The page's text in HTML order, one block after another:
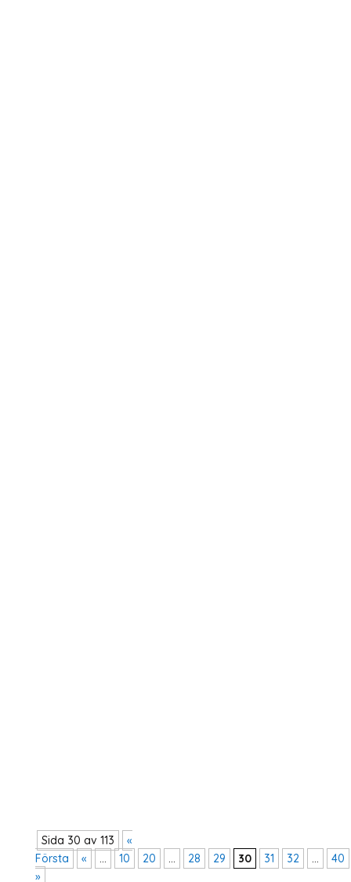
Sida 30 av 113
«
Första
« ... 10 20 ... 28 29 30 31 32 ...
40
»